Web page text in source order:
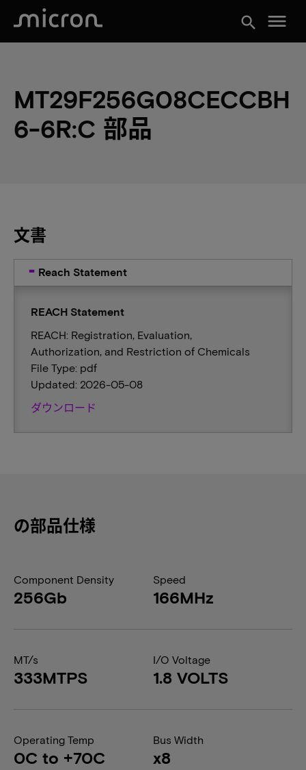
search menu
MT29F256G08CECCBH
6-6R:C 部品
文書
Reach Statement
REACH Statement
REACH: Registration, Evaluation,
Authorization, and Restriction of Chemicals
File Type: pdf
Updated: 2026-05-08
ダウンロード
の部品仕様
Component Density
256Gb
Speed
166MHz
MT/s
333MTPS
I/O Voltage
1.8 VOLTS
Operating Temp
0C to +70C
Bus Width
x8